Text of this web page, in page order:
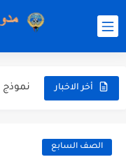
أخر الاخبار
الصف السابع